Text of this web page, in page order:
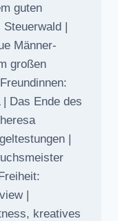
guten
|
Männer-
großen
Das Ende des
|
|
kreatives